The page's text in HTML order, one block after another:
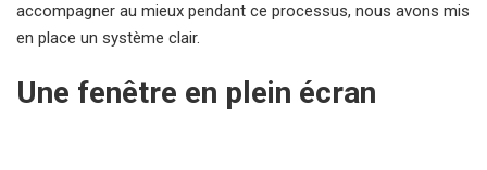
accompagner au mieux pendant ce processus, nous avons mis
en place un système clair.
Une fenêtre en plein écran